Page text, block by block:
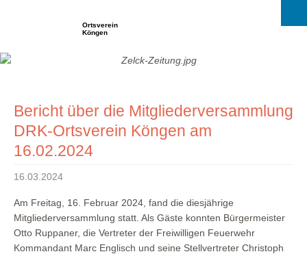
Ortsverein
Köngen
Bericht über die Mitgliederversammlung
DRK-Ortsverein Köngen am
16.02.2024
16.03.2024
Am Freitag, 16. Februar 2024, fand die diesjährige
Mitgliederversammlung statt. Als Gäste konnten Bürgermeister
Otto Ruppaner, die Vertreter der Freiwilligen Feuerwehr
Kommandant Marc Englisch und seine Stellvertreter Christoph